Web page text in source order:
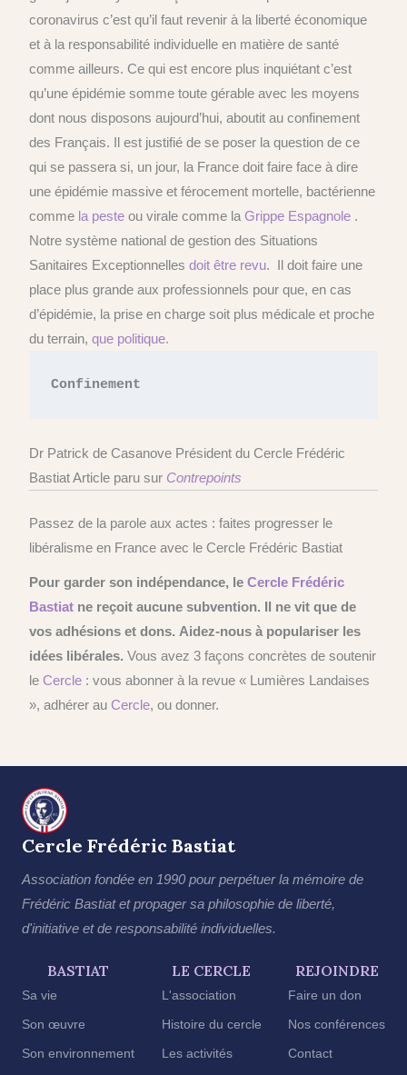
coronavirus c’est qu’il faut revenir à la liberté économique
et à la responsabilité individuelle en matière de santé
comme ailleurs. Ce qui est encore plus inquiétant c’est
qu’une épidémie somme toute gérable avec les moyens
dont nous disposons aujourd’hui, aboutit au confinement
des Français. Il est justifié de se poser la question de ce
qui se passera si, un jour, la France doit faire face à dire
une épidémie massive et férocement mortelle, bactérienne
comme la peste ou virale comme laGrippe Espagnole .
Notre système national de gestion des Situations
Sanitaires Exceptionnellesdoit être revu. Il doit faire une
place plus grande aux professionnels pour que, en cas
d’épidémie, la prise en charge soit plus médicale et proche
du terrain,que politique.
Confinement
Dr Patrick de Casanove Président du Cercle Frédéric
Bastiat Article paru sur Contrepoints
Passez de la parole aux actes : faites progresser le
libéralisme en France avec le Cercle Frédéric Bastiat
Pour garder son indépendance, leCercle Frédéric
Bastiat ne reçoit aucune subvention. Il ne vit que de
vos adhésions et dons. Aidez-nous à populariser les
idées libérales. Vous avez 3 façons concrètes de soutenir
leCercle : vous abonner à la revue « Lumières Landaises
», adhérer auCercle, ou donner.
Cercle Frédéric Bastiat
Association fondée en 1990 pour perpétuer la mémoire de
Frédéric Bastiat et propager sa philosophie de liberté,
d'initiative et de responsabilité individuelles.
BASTIAT
Sa vie
Son œuvre
Son environnement
LE CERCLE
L'association
Histoire du cercle
Les activités
REJOINDRE
Faire un don
Nos conférences
Contact